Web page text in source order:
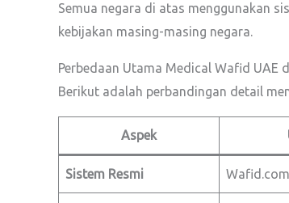
Semua negara di atas menggunakan
kebijakan masing-masing negara.
Perbedaan Utama Medical Wafid UAE
Berikut adalah perbandingan detail
Aspek
Sistem Resmi Wafid.com